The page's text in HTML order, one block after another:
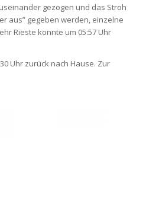
gezogen und das Stroh
aus” gegeben werden, einzelne
Rieste konnte um 05:57 Uhr
Uhr zurück nach Hause. Zur